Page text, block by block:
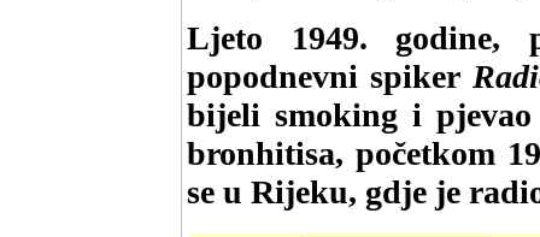
Ljeto 1949. godine,
popodnevni spiker
bijeli smoking i
bronhitisa, početkom
se u Rijeku, gdje je